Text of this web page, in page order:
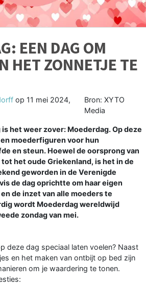
EEN DAG OM
HET ZONNETJE TE
op 11 mei 2024,
Bron: XYTO
Media
is het weer zover: Moederdag. Op deze
moederfiguren voor hun
en steun. Hoewel de oorsprong van
het oude Griekenland, is het in de
geworden in de Verenigde
de dag oprichtte om haar eigen
de inzet van alle moeders te
wordt Moederdag wereldwijd
zondag van mei.
deze dag speciaal laten voelen? Naast
en het maken van ontbijt op bed zijn
om je waardering te tonen.